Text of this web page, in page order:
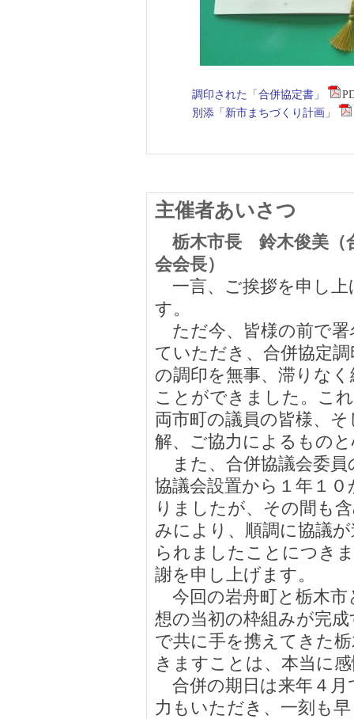
調印された「合併協定書」
別添「新市まちづくり計画」
主催者あいさつ
栃木市長 鈴木俊美（
会会長）
一言、ご挨拶を申し上
す。
ただ今、皆様の前で署
ていただき、合併協定
の調印を無事、滞りな
ことができました。こ
両市町の議員の皆様、
解、ご協力によるもの
また、合併協議会委員
協議会設置から１年１
りましたが、その間も
みにより、順調に協議
られましたことにつき
謝を申し上げます。
今回の岩舟町と栃木市
想の当初の枠組みが完
で共に手を携えてきた
きますことは、本当に
合併の期日は来年４月
力もいただき、一刻も